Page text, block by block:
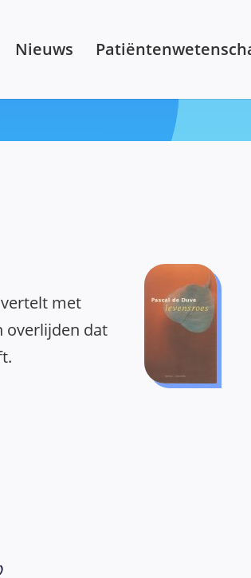
Nieuws
vertelt met
overlijden dat